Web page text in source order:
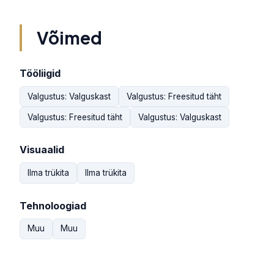
Võimed
Tööliigid
Valgustus: Valguskast Valgustus: Freesitud täht
Valgustus: Freesitud täht Valgustus: Valguskast
Visuaalid
Ilma trükita Ilma trükita
Tehnoloogiad
Muu Muu